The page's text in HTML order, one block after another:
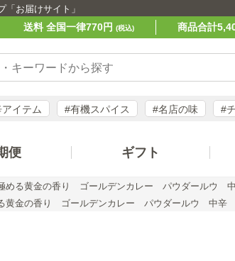
お届けサイト」
送料 全国一律770円 (税込) 商品合計
イテム #有機スパイス #名店の味 #
便 ギフト
める黄金の香り ゴールデンカレー パウダールウ
黄金の香り ゴールデンカレー パウダールウ 中辛